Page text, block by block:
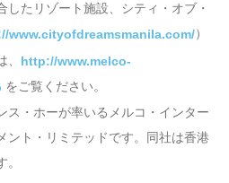
したリゾート施設、シティ・オブ・
www.cityofdreamsmanila.com/）
http://www.melco-
をご覧ください。
ス・ホーが率いるメルコ・インター
ント・リミテッドです。同社は香港